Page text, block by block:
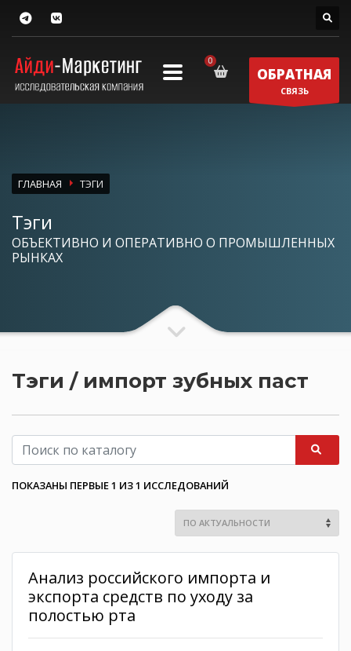
ОБРАТНАЯ
СВЯЗЬ
ГЛАВНАЯ ТЭГИ
Тэги
ОБЪЕКТИВНО И ОПЕРАТИВНО О ПРОМЫШЛЕННЫХ
РЫНКАХ
Тэги / импорт зубных паст
ПОКАЗАНЫ ПЕРВЫЕ 1 ИЗ 1 ИССЛЕДОВАНИЙ
Анализ российского импорта и
экспорта средств по уходу за
полостью рта